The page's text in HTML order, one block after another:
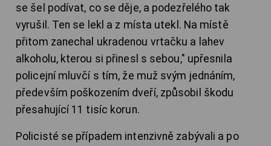
se šel podívat, co se děje, a podezřelého tak
vyrušil. Ten se lekl a z místa utekl. Na místě
přitom zanechal ukradenou vrtačku a lahev
alkoholu, kterou si přinesl s sebou," upřesnila
policejní mluvčí s tím, že muž svým jednáním,
především poškozením dveří, způsobil škodu
přesahující 11 tisíc korun.
Policisté se případem intenzivně zabývali a po